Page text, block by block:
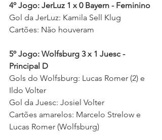
4º Jogo: JerLuz 1 x 0 Bayern - Feminino
Gol da JerLuz: Kamila Sell Klug
Cartões: Não houveram
5º Jogo: Wolfsburg 3 x 1 Juesc -
Principal D
Gols do Wolfsburg: Lucas Romer (2) e
Ildo Volter
Gol da Juesc: Josiel Volter
Cartões amarelos: Marcelo Strelow e
Lucas Romer (Wolfsburg)